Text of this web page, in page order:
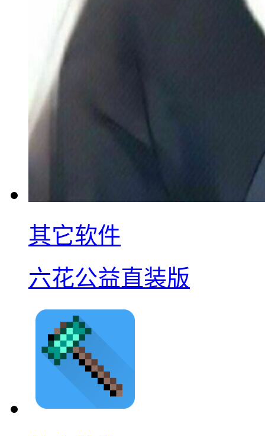
其它软件
六花公益直装版